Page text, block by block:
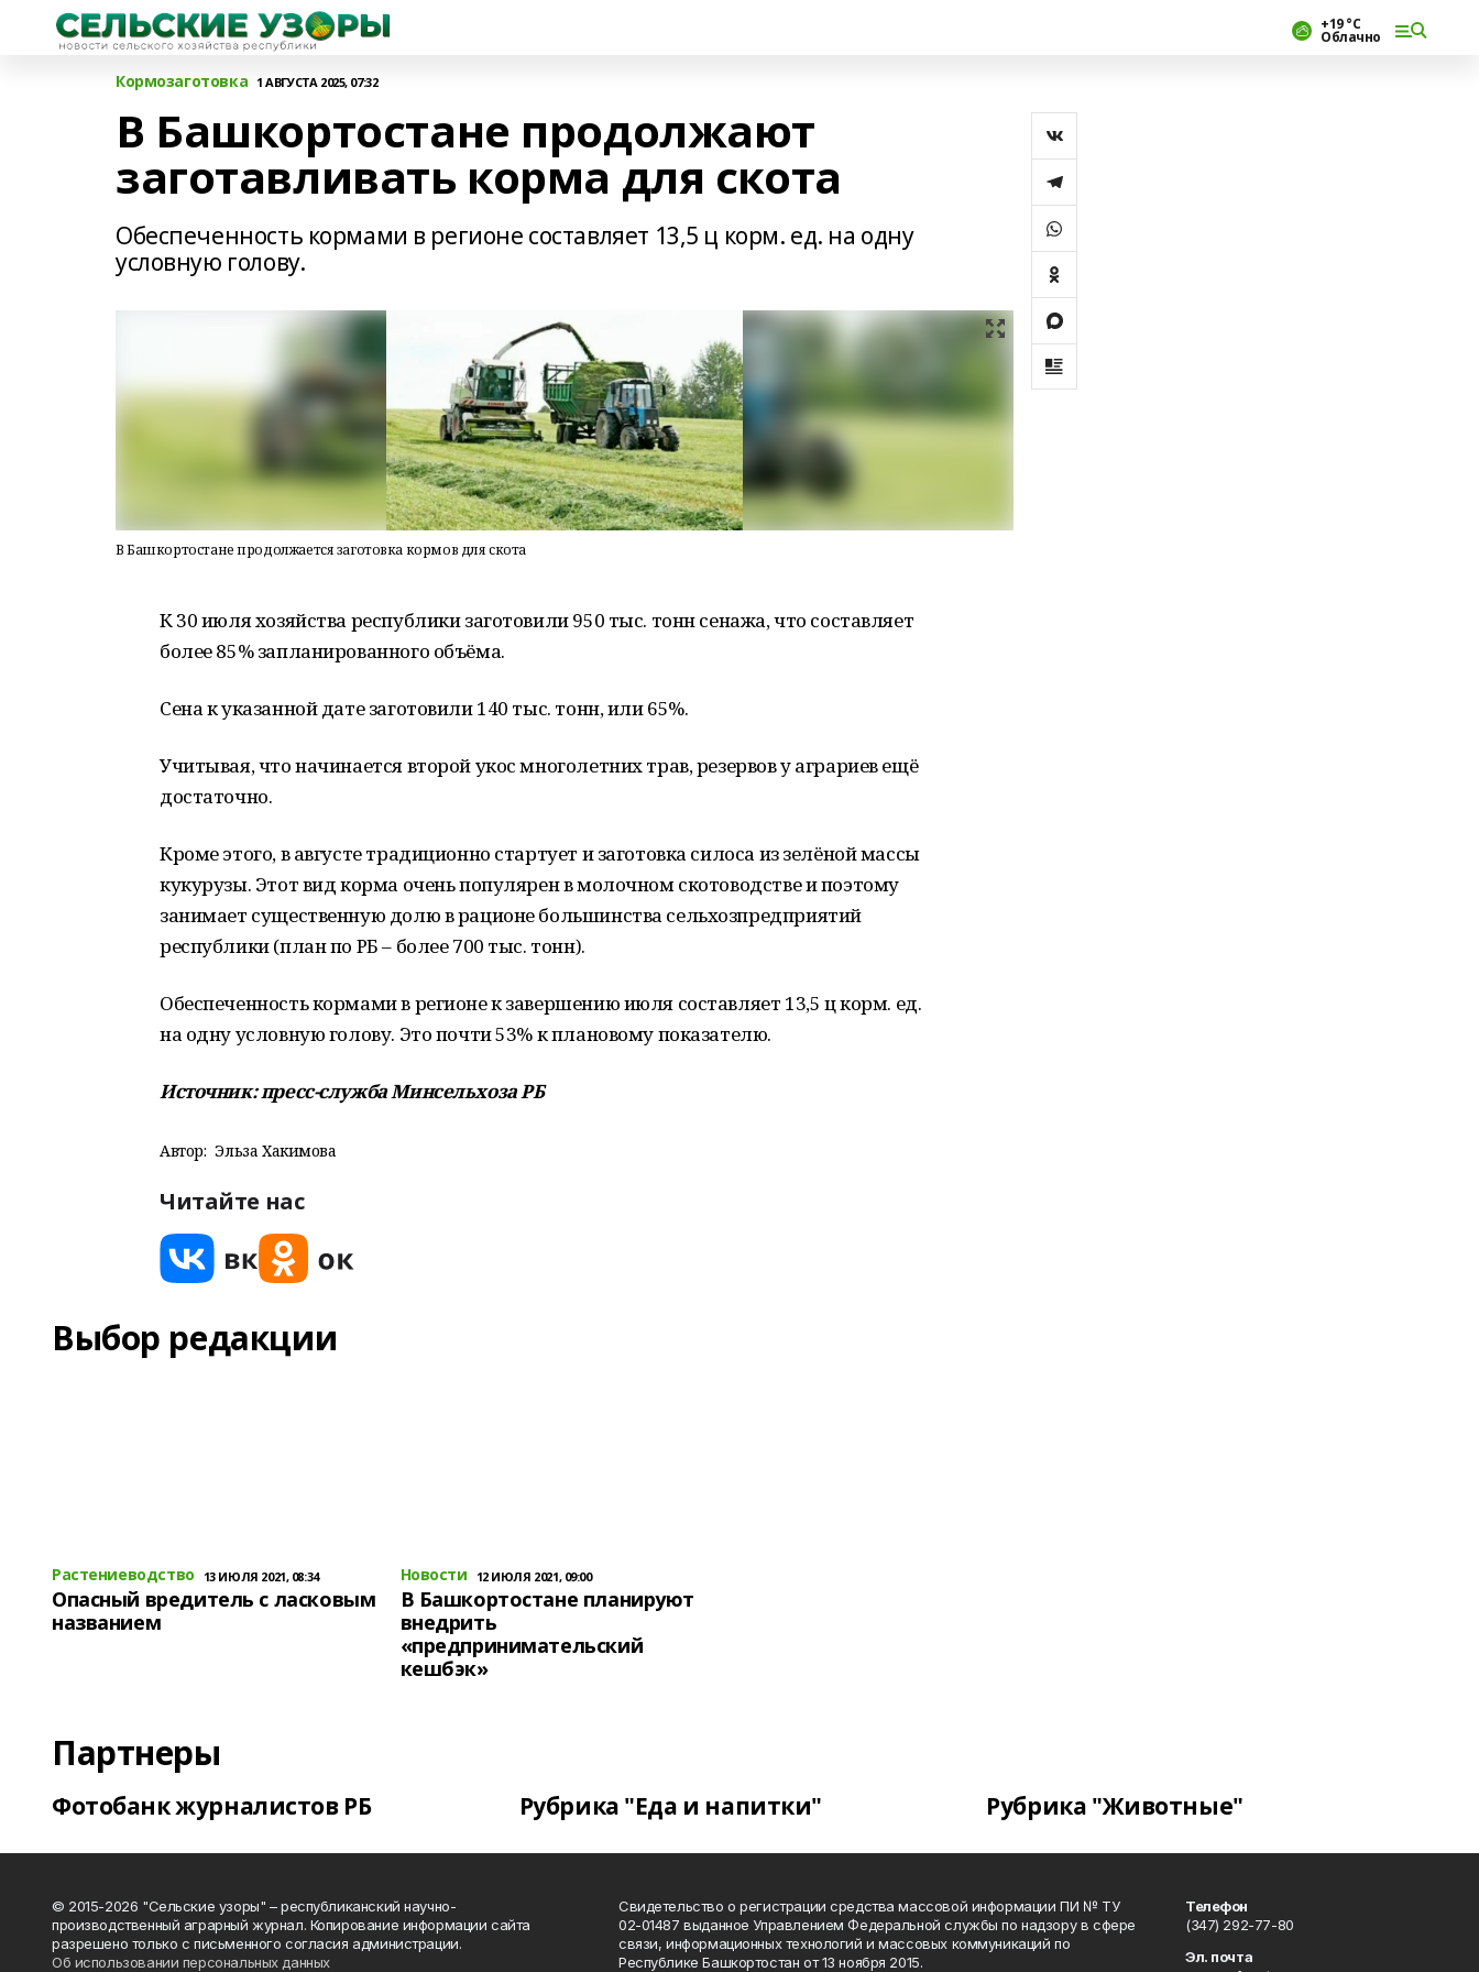
+19 °С
Облачно
Кормозаготовка 1 АВГУСТА 2025, 07:32
В Башкортостане продолжают
заготавливать корма для скота
Обеспеченность кормами в регионе составляет 13,5 ц корм. ед. на одну
условную голову.
В Башкортостане продолжается заготовка кормов для скота
К 30 июля хозяйства республики заготовили 950 тыс. тонн сенажа, что составляет
более 85% запланированного объёма.
Сена к указанной дате заготовили 140 тыс. тонн, или 65%.
Учитывая, что начинается второй укос многолетних трав, резервов у аграриев ещё
достаточно.
Кроме этого, в августе традиционно стартует и заготовка силоса из зелёной массы
кукурузы. Этот вид корма очень популярен в молочном скотоводстве и поэтому
занимает существенную долю в рационе большинства сельхозпредприятий
республики (план по РБ – более 700 тыс. тонн).
Обеспеченность кормами в регионе к завершению июля составляет 13,5 ц корм. ед.
на одну условную голову. Это почти 53% к плановому показателю.
Источник: пресс-служба Минсельхоза РБ
Автор: Эльза Хакимова
Читайте нас
Выбор редакции
Растениеводство 13 ИЮЛЯ 2021, 08:34
Опасный вредитель с ласковым
названием
Новости 12 ИЮЛЯ 2021, 09:00
В Башкортостане планируют
внедрить
«предпринимательский
кешбэк»
Партнеры
Фотобанк журналистов РБ Рубрика "Еда и напитки" Рубрика "Животные"
© 2015-2026 "Сельские узоры" – республиканский научно-
производственный аграрный журнал. Копирование информации сайта
разрешено только с письменного согласия администрации.
Об использовании персональных данных
Свидетельство о регистрации средства массовой информации ПИ № ТУ
02-01487 выданное Управлением Федеральной службы по надзору в сфере
связи, информационных технологий и массовых коммуникаций по
Республике Башкортостан от 13 ноября 2015.
Телефон
(347) 292-77-80
Эл. почта